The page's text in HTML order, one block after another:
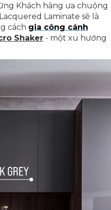
Khách hàng ưa chuộng
Laminate sẽ là
cách gia công cánh
Shaker - một xu hướng